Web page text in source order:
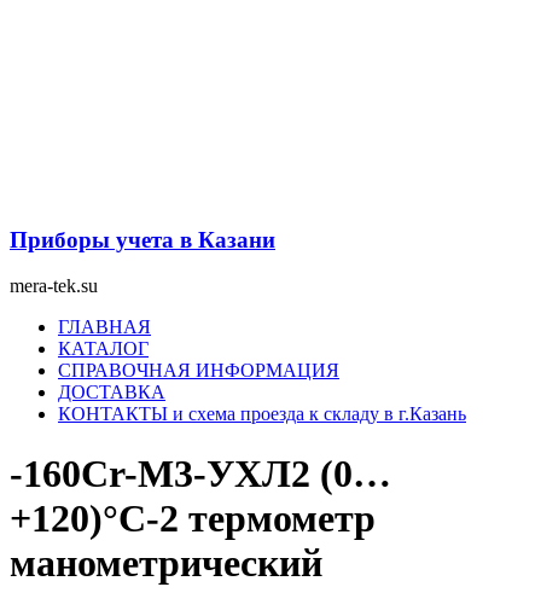
Приборы учета в Казани
mera-tek.su
МенюГЛАВНАЯ
КАТАЛОГ
СПРАВОЧНАЯ ИНФОРМАЦИЯ
ДОСТАВКА
КОНТАКТЫ и схема проезда к складу в г.Казань
-160Сr-М3-УХЛ2 (0…
+120)°С-2 термометр
манометрический